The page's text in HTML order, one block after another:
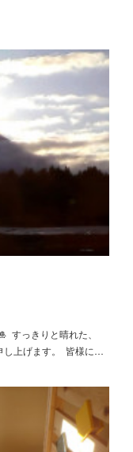
すっきりと晴れた、
し上げます。 皆様に…